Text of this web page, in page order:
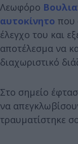
Λεωφόρο
αυτοκίνητο που
έλεγχο του και
αποτέλεσμα να
διαχωριστικό
Στο σημείο
να
τραυματίστηκε